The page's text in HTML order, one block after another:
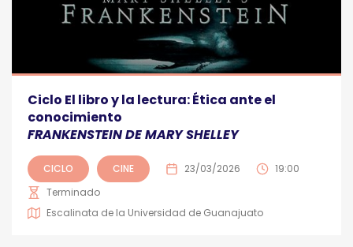
Ciclo El libro y la lectura: Ética ante el
conocimiento
FRANKENSTEIN DE MARY SHELLEY
CICLO CINE 23/03/2026
19:00
Terminado
Escalinata de la Universidad de Guanajuato